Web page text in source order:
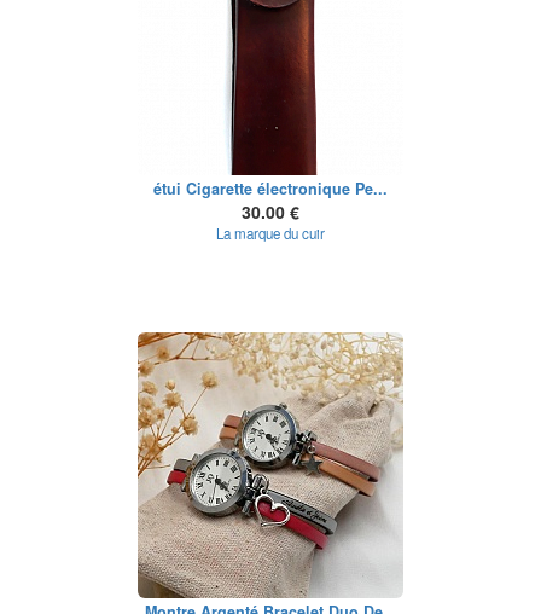
étui Cigarette électronique Pe...
30.00 €
La marque du cuir